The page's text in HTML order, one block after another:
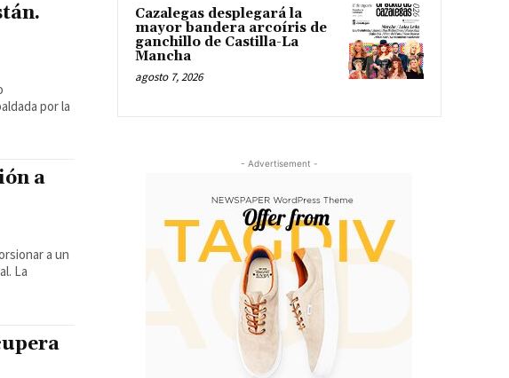
por la
a
a un
La
Cazalegas desplegará la
mayor bandera arcoíris de
ganchillo de Castilla-La
Mancha
agosto 7, 2026
- Advertisement -